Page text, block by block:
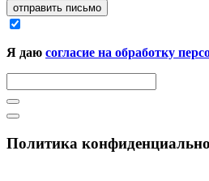
отправить письмо
Я даю согласие на обработку
Политика